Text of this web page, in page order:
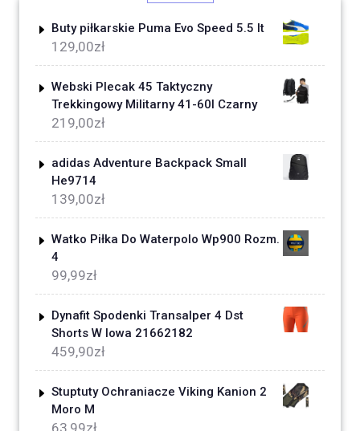
Buty piłkarskie Puma Evo Speed 5.5 It
129,00zł
Webski Plecak 45 Taktyczny
Trekkingowy Militarny 41-60l Czarny
219,00zł
adidas Adventure Backpack Small
He9714
139,00zł
Watko Piłka Do Waterpolo Wp900 Rozm.
4
99,99zł
Dynafit Spodenki Transalper 4 Dst
Shorts W Iowa 21662182
459,90zł
Stuptuty Ochraniacze Viking Kanion 2
Moro M